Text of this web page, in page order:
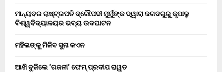
ମାନ୍ୟବର ରାଷ୍ଟ୍ରପତି ଦ୍ରୌପଦୀ ମୁର୍ମୁଙ୍କ ଦ୍ୱାରା ଜଗଦଗୁରୁ କୃପାଳୁ
ବିଶ୍ୱବିଦ୍ୟାଳୟର ଭବ୍ୟ ଉଦଘାଟନ
ମହିଳାଙ୍କୁ ମିଳିବ ସୁନା କଏନ
ଆଖି ବୁଜିଲେ ‘ଗଜନୀ’ ଫେମ୍ ପ୍ରଦୀପ ରାୱତ